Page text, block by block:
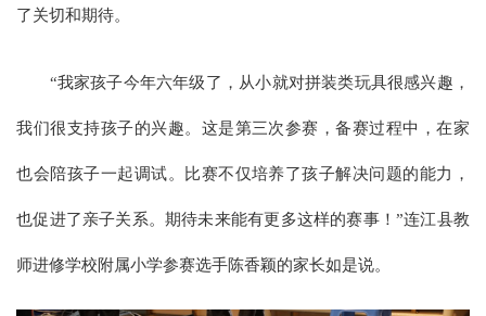
了关切和期待。
“我家孩子今年六年级了，从小就对拼装类玩具很感兴趣，
我们很支持孩子的兴趣。这是第三次参赛，备赛过程中，在家
也会陪孩子一起调试。比赛不仅培养了孩子解决问题的能力，
也促进了亲子关系。期待未来能有更多这样的赛事！”连江县教
师进修学校附属小学参赛选手陈香颖的家长如是说。